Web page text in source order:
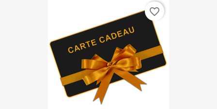
favorite_border